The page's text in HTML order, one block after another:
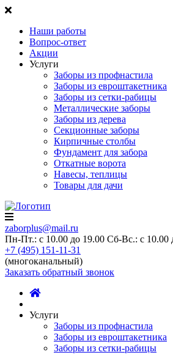
Наши работы
Вопрос-ответ
Акции
Услуги
Заборы из профнастила
Заборы из евроштакетника
Заборы из сетки-рабицы
Металлические заборы
Заборы из дерева
Секционные заборы
Кирпичные столбы
Фундамент для забора
Откатные ворота
Навесы, теплицы
Товары для дачи
zaborplus@mail.ru
Пн-Пт.: с 10.00 до 19.00 Сб-Вс.: с 10.00
+7 (495) 151-11-31
(многоканальный)
Заказать обратный звонок
Услуги
Заборы из профнастила
Заборы из евроштакетника
Заборы из сетки-рабицы